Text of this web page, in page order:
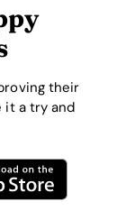
their
it a try and